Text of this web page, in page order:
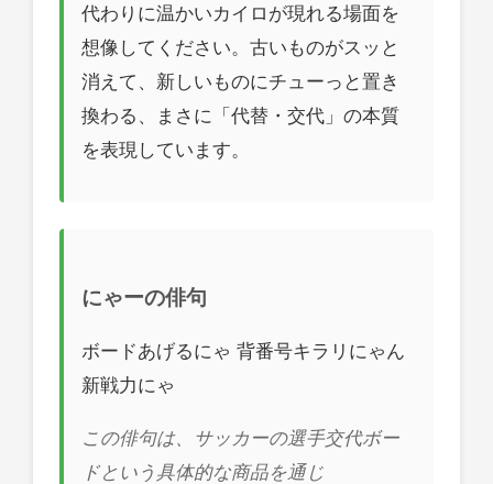
代わりに温かいカイロが現れる場面を
想像してください。古いものがスッと
消えて、新しいものにチューっと置き
換わる、まさに「代替・交代」の本質
を表現しています。
にゃーの俳句
ボードあげるにゃ 背番号キラリにゃん
新戦力にゃ
この俳句は、サッカーの選手交代ボー
ドという具体的な商品を通じ